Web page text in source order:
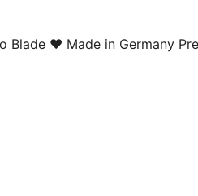
Blade ♥ Made in Germany